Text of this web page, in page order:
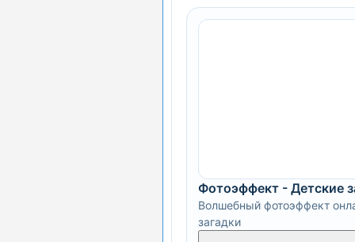
Фотоэффект - Детские
Волшебный фотоэффект
загадки